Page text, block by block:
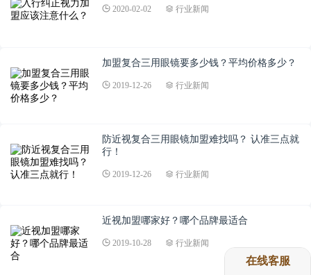
2020-02-02 行业新闻
加盟复合三用眼镜要多少钱？平均价格多少？
2019-12-26 行业新闻
防近视复合三用眼镜加盟难找吗？ 认准三点就
行！
2019-12-26 行业新闻
近视加盟哪家好？哪个品牌最适合
2019-10-28 行业新闻
在线客服